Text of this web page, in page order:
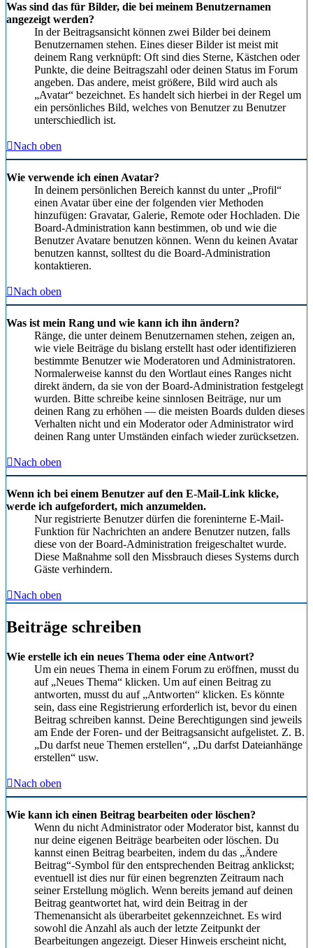
Was sind das für Bilder, die bei meinem Benutzernamen
angezeigt werden?
In der Beitragsansicht können zwei Bilder bei deinem
Benutzernamen stehen. Eines dieser Bilder ist meist mit
deinem Rang verknüpft: Oft sind dies Sterne, Kästchen oder
Punkte, die deine Beitragszahl oder deinen Status im Forum
angeben. Das andere, meist größere, Bild wird auch als
„Avatar“ bezeichnet. Es handelt sich hierbei in der Regel um
ein persönliches Bild, welches von Benutzer zu Benutzer
unterschiedlich ist.
Nach oben
Wie verwende ich einen Avatar?
In deinem persönlichen Bereich kannst du unter „Profil“
einen Avatar über eine der folgenden vier Methoden
hinzufügen: Gravatar, Galerie, Remote oder Hochladen. Die
Board-Administration kann bestimmen, ob und wie die
Benutzer Avatare benutzen können. Wenn du keinen Avatar
benutzen kannst, solltest du die Board-Administration
kontaktieren.
Nach oben
Was ist mein Rang und wie kann ich ihn ändern?
Ränge, die unter deinem Benutzernamen stehen, zeigen an,
wie viele Beiträge du bislang erstellt hast oder identifizieren
bestimmte Benutzer wie Moderatoren und Administratoren.
Normalerweise kannst du den Wortlaut eines Ranges nicht
direkt ändern, da sie von der Board-Administration festgelegt
wurden. Bitte schreibe keine sinnlosen Beiträge, nur um
deinen Rang zu erhöhen — die meisten Boards dulden dieses
Verhalten nicht und ein Moderator oder Administrator wird
deinen Rang unter Umständen einfach wieder zurücksetzen.
Nach oben
Wenn ich bei einem Benutzer auf den E-Mail-Link klicke,
werde ich aufgefordert, mich anzumelden.
Nur registrierte Benutzer dürfen die foreninterne E-Mail-
Funktion für Nachrichten an andere Benutzer nutzen, falls
diese von der Board-Administration freigeschaltet wurde.
Diese Maßnahme soll den Missbrauch dieses Systems durch
Gäste verhindern.
Nach oben
Beiträge schreiben
Wie erstelle ich ein neues Thema oder eine Antwort?
Um ein neues Thema in einem Forum zu eröffnen, musst du
auf „Neues Thema“ klicken. Um auf einen Beitrag zu
antworten, musst du auf „Antworten“ klicken. Es könnte
sein, dass eine Registrierung erforderlich ist, bevor du einen
Beitrag schreiben kannst. Deine Berechtigungen sind jeweils
am Ende der Foren- und der Beitragsansicht aufgelistet. Z. B.
„Du darfst neue Themen erstellen“, „Du darfst Dateianhänge
erstellen“ usw.
Nach oben
Wie kann ich einen Beitrag bearbeiten oder löschen?
Wenn du nicht Administrator oder Moderator bist, kannst du
nur deine eigenen Beiträge bearbeiten oder löschen. Du
kannst einen Beitrag bearbeiten, indem du das „Ändere
Beitrag“-Symbol für den entsprechenden Beitrag anklickst;
eventuell ist dies nur für einen begrenzten Zeitraum nach
seiner Erstellung möglich. Wenn bereits jemand auf deinen
Beitrag geantwortet hat, wird dein Beitrag in der
Themenansicht als überarbeitet gekennzeichnet. Es wird
sowohl die Anzahl als auch der letzte Zeitpunkt der
Bearbeitungen angezeigt. Dieser Hinweis erscheint nicht,